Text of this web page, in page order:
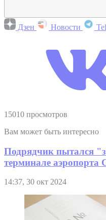
Дзен Новости
15010 просмотров
Вам может быть интересно
Подрядчик пытался
терминале аэропорта
14:37, 30 окт 2024